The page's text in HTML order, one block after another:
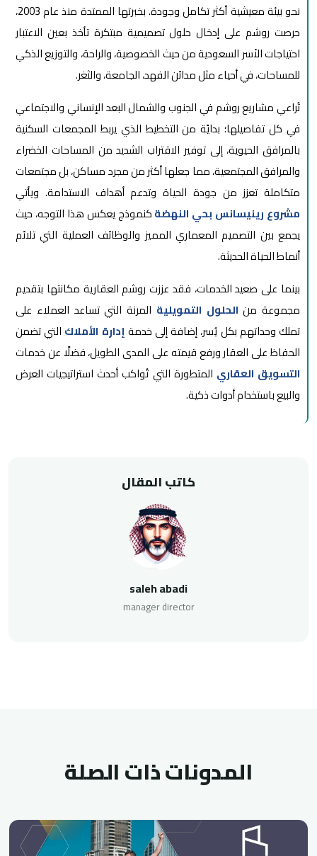
كاتب المقال
saleh abadi
manager director
نحو بيئة معيشية أكثر تكامل وجودة. بخبرتها الممتدة منذ عام 2003،
حرصت روشم على إدخال حلول تصميمية مبتكرة تأخذ بعين الاعتبار
احتياجات الأسر السعودية من حيث الخصوصية، والراحة، والتوزيع الذكي
للمساحات، في أحياء مثل مدائن الفهد، الجامعة، والثغر.
تُراعي مشاريع روشم في الجنوب والشمال البعد الإنساني والاجتماعي
في كل تفاصيلها؛ بدايًة من التخطيط الذي يربط المجمعات السكنية
بالمرافق الحيوية، إلى توفير الاقتراب الشديد من المساحات الخضراء
والمرافق المجتمعية، مما جعلها أكثر من مجرد مساكن، بل مجتمعات
متكاملة تعزز من جودة الحياة وتدعم أهداف الاستدامة. ويأتي
مشروع رينيسانس بحي النهضةكنموذج يعكس هذا التوجه، حيث
يجمع بين التصميم المعماري المميز والوظائف العملية التي تلائم
أنماط الحياة الحديثة.
بينما على صعيد الخدمات، فقد عززت روشم العقارية مكانتها بتقديم
مجموعة من الحلول التمويلية المرنة التي تساعد العملاء على
تملك وحداتهم بكل يُسر، إضافة إلى خدمةإدارة الأملاك التي تضمن
الحفاظ على العقار ورفع قيمته على المدى الطويل، فضلًا عن خدمات
التسويق العقاري المتطورة التي تُواكب أحدث استراتيجيات العرض
والبيع باستخدام أدوات ذكية.
المدونات ذات الصلة